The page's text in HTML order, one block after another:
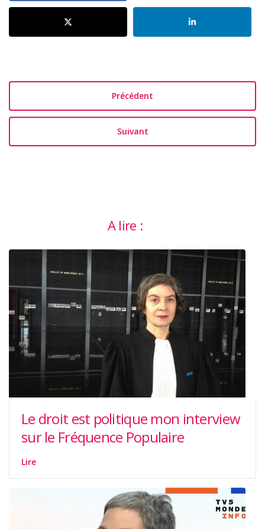
Précédent
Suivant
A lire :
Le droit est politique mon interview
sur le Fréquence Populaire
Lire